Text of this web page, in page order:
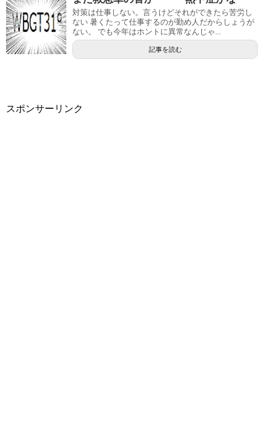
対策は仕事しない。言うけどそれができたら苦労し
ない 暑くたって仕事するのが勤め人だからしょうが
ない。 でも今年はホントに異常なんじゃ...
記事を読む
スポンサーリンク